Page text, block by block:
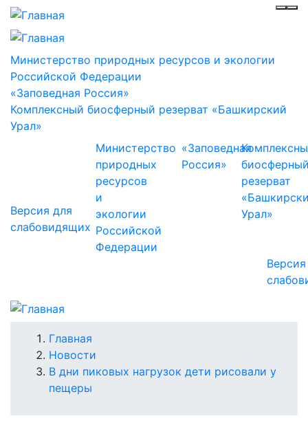
Министерство природных ресурсов и экологии
Российской Федерации
«Заповедная Россия»
Комплексный биосферный резерват «Башкирский
Урал»
Версия для
слабовидящих
Министерство
природных
ресурсов
и
экологии
Российской
Федерации
«Заповедная
Россия»
резерват
Урал»
Строка
навигации
Главная
Новости
В дни пиковых нагрузок дети рисовали у
пещеры